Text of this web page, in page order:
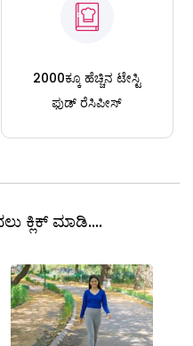
2000ಕ್ಕೂ ಹೆಚ್ಚಿನ ಟೇಸ್ಟಿ
ಫುಡ್ ರೆಸಿಪೀಸ್
ಕ್ಲಿಕ್ ಮಾಡಿ....